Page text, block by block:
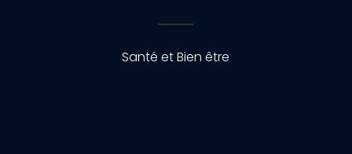
Santé et Bien être